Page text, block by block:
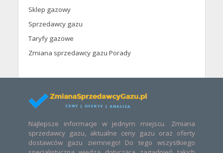
Sklep gazowy
Sprzedawcy gazu
Taryfy gazowe
Zmiana sprzedawcy gazu Porady
Najlepsze informacje w jednym miejscu. Zmiana
sprzedawcy gazu, aktualne ceny gazu oraz oferty
dostawców gazu ziemnego! Do tego wszystkiego